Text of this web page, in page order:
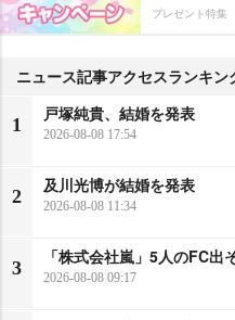
プレゼント特集
ニュース記事アクセスランキン
1
戸塚純貴、結婚を発表
2026-08-08 17:54
2
及川光博が結婚を発表
2026-08-08 11:34
3
「株式会社嵐」5人のFC出
2026-08-08 09:17